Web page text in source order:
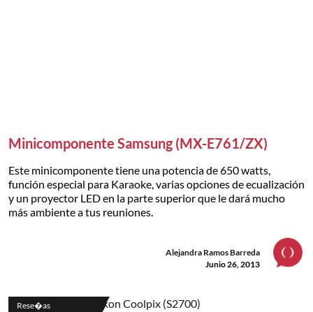
Minicomponente Samsung (MX-E761/ZX)
Este minicomponente tiene una potencia de 650 watts,
función especial para Karaoke, varias opciones de ecualización
y un proyector LED en la parte superior que le dará mucho
más ambiente a tus reuniones.
Alejandra Ramos Barreda
Junio 26, 2013
Rese�as